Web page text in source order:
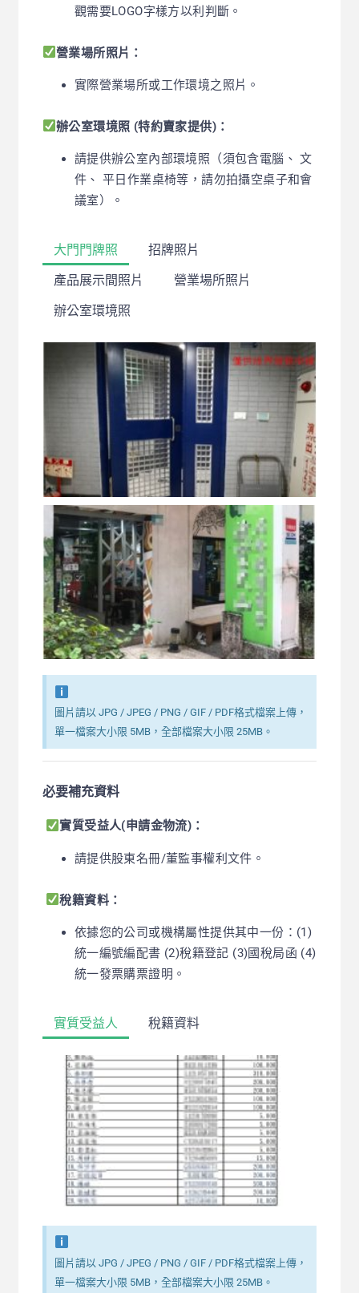
觀需要LOGO字樣方以利判斷。
營業場所照片：
實際營業場所或工作環境之照片。
辦公室環境照 (特約賣家提供)：
請提供辦公室內部環境照（須包含電腦、 文
件、 平日作業桌椅等，請勿拍攝空桌子和會
議室） 。
大門門牌照
招牌照片
產品展示間照片
營業場所照片
辦公室環境照
圖片請以 JPG / JPEG / PNG / GIF / PDF格式檔案上傳，
單一檔案大小限 5MB，全部檔案大小限 25MB。
必要補充資料
實質受益人(申請金物流)：
請提供股東名冊/董監事權利文件。
稅籍資料：
依據您的公司或機構屬性提供其中一份：(1)
統一編號編配書 (2)稅籍登記 (3)國稅局函 (4)
統一發票購票證明。
實質受益人 稅籍資料
圖片請以 JPG / JPEG / PNG / GIF / PDF格式檔案上傳，
單一檔案大小限 5MB，全部檔案大小限 25MB。